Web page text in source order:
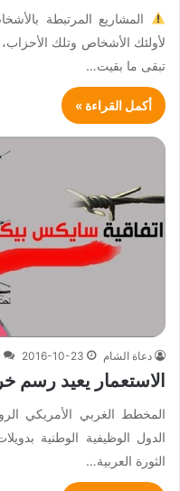
المشاريع المرتبطة
لأولئك الأشخاص وتلك الأحزاب،
تبقى ما بقيت…
أكمل القراءة »
دعاة الشام 2016-10-23
الاستعمار يعيد رسم
المخطط الغربي الأمريكي
الدول الوظيفية الوطنية
الثورة العربية…